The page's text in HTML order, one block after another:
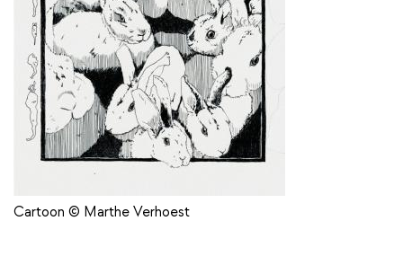
Cartoon © Marthe Verhoest